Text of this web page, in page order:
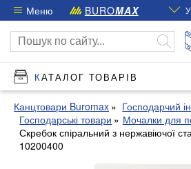
Меню BUROMAX
КАТАЛОГ ТОВАРІВ
Канцтовари Buromax
Господарчий
Господарські товари
Мочалки для
Скребок спіральний з нержавіючої
10200400